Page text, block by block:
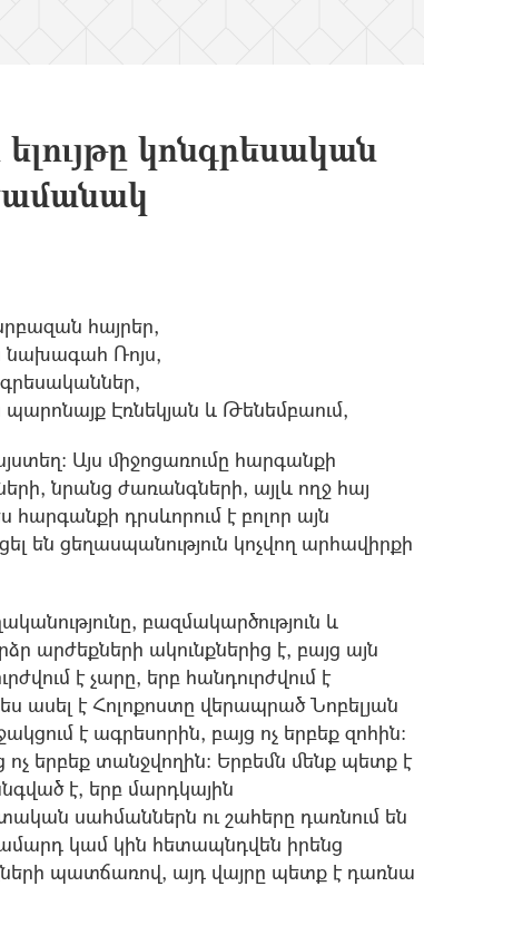
կոնգրեսական
հայրեր,
նախագահ Ռոյս,
Էռնեկյան և Թենեմբաում,
Այս միջոցառումը հարգանքի
նրանց ժառանգների, այլև ողջ հայ
դրսևորում է բոլոր այն
են ցեղասպանություն կոչվող արհավիրքի
բազմակարծություն և
արժեքների ակունքներից է, բայց այն
է չարը, երբ հանդուրժվում է
ասել է Հոլոքոստը վերապրած Նոբելյան
է ագրեսորին, բայց ոչ երբեք զոհին:
ոչ երբեք տանջվողին: Երբեմն մենք պետք է
է, երբ մարդկային
սահմաններն ու շահերը դառնում են
կամ կին հետապնդվեն իրենց
պատճառով, այդ վայրը պետք է դառնա